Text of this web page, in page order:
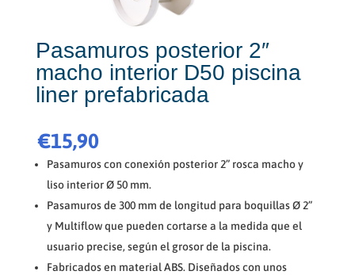
Pasamuros posterior 2″
macho interior D50 piscina
liner prefabricada
€15,90
Pasamuros con conexión posterior 2” rosca macho y
liso interior Ø 50 mm.
Pasamuros de 300 mm de longitud para boquillas Ø 2”
y Multiflow que pueden cortarse a la medida que el
usuario precise, según el grosor de la piscina.
Fabricados en material ABS. Diseñados con unos